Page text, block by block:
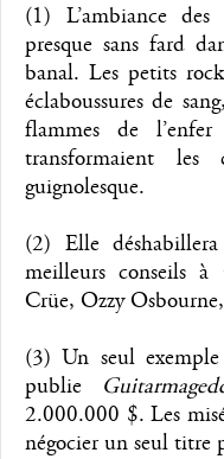
(1) L’ambiance des
presque sans fard
banal. Les petits
éclaboussures de
flammes de
transformaient les
guignolesque.
(2) Elle
meilleurs conseils
Crüe, Ozzy
(3) Un seul
publie
2.000.000 $. Les
négocier un seul